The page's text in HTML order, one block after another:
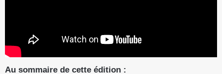
Au sommaire de cette édition :